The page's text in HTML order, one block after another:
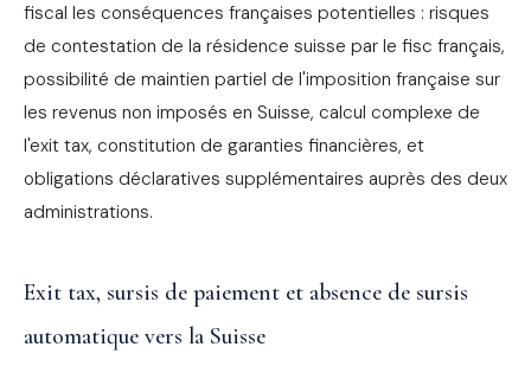
fiscal les conséquences françaises potentielles : risques
de contestation de la résidence suisse par le fisc français,
possibilité de maintien partiel de l'imposition française sur
les revenus non imposés en Suisse, calcul complexe de
l'exit tax, constitution de garanties financières, et
obligations déclaratives supplémentaires auprès des deux
administrations.
Exit tax, sursis de paiement et absence de sursis
automatique vers la Suisse